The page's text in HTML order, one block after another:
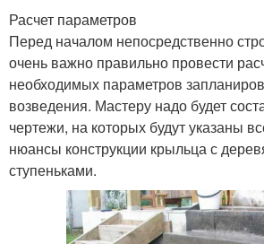
Расчет параметров
Перед началом непосредственно
очень важно правильно провести
необходимых параметров
возведения. Мастеру надо будет
чертежи, на которых будут указаны
нюансы конструкции крыльца с
ступеньками.